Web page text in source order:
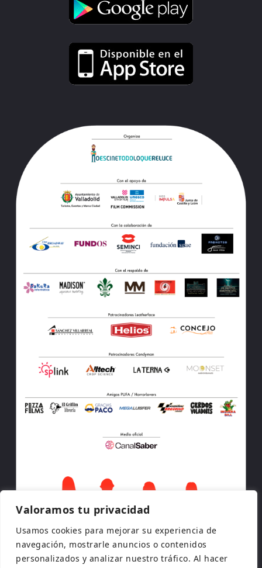
Valoramos tu privacidad
Usamos cookies para mejorar su experiencia de
navegación, mostrarle anuncios o contenidos
personalizados y analizar nuestro tráfico. Al hacer